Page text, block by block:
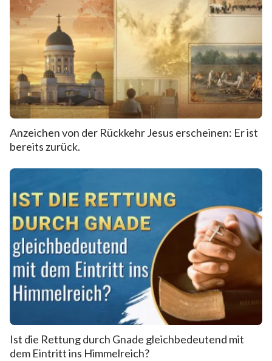
Anzeichen von der Rückkehr Jesus erscheinen: Er ist
bereits zurück.
Ist die Rettung durch Gnade gleichbedeutend mit
dem Eintritt ins Himmelreich?